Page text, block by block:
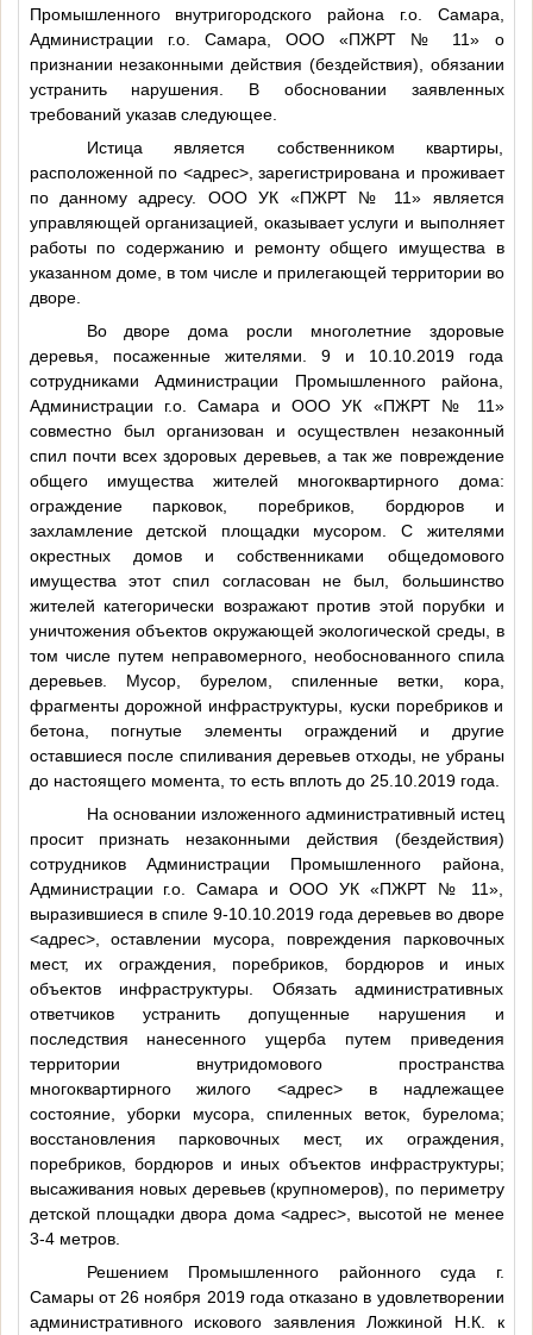
Промышленного внутригородского района г.о. Самара,
Администрации г.о. Самара, ООО «ПЖРТ № 11» о
признании незаконными действия (бездействия), обязании
устранить нарушения. В обосновании заявленных
требований указав следующее.
Истица является собственником квартиры,
расположенной по <адрес>, зарегистрирована и проживает
по данному адресу. ООО УК «ПЖРТ № 11» является
управляющей организацией, оказывает услуги и выполняет
работы по содержанию и ремонту общего имущества в
указанном доме, в том числе и прилегающей территории во
дворе.
Во дворе дома росли многолетние здоровые
деревья, посаженные жителями. 9 и 10.10.2019 года
сотрудниками Администрации Промышленного района,
Администрации г.о. Самара и ООО УК «ПЖРТ № 11»
совместно был организован и осуществлен незаконный
спил почти всех здоровых деревьев, а так же повреждение
общего имущества жителей многоквартирного дома:
ограждение парковок, поребриков, бордюров и
захламление детской площадки мусором. С жителями
окрестных домов и собственниками общедомового
имущества этот спил согласован не был, большинство
жителей категорически возражают против этой порубки и
уничтожения объектов окружающей экологической среды, в
том числе путем неправомерного, необоснованного спила
деревьев. Мусор, бурелом, спиленные ветки, кора,
фрагменты дорожной инфраструктуры, куски поребриков и
бетона, погнутые элементы ограждений и другие
оставшиеся после спиливания деревьев отходы, не убраны
до настоящего момента, то есть вплоть до 25.10.2019 года.
На основании изложенного административный истец
просит признать незаконными действия (бездействия)
сотрудников Администрации Промышленного района,
Администрации г.о. Самара и ООО УК «ПЖРТ № 11»,
выразившиеся в спиле 9-10.10.2019 года деревьев во дворе
<адрес>, оставлении мусора, повреждения парковочных
мест, их ограждения, поребриков, бордюров и иных
объектов инфраструктуры. Обязать административных
ответчиков устранить допущенные нарушения и
последствия нанесенного ущерба путем приведения
территории внутридомового пространства
многоквартирного жилого <адрес> в надлежащее
состояние, уборки мусора, спиленных веток, бурелома;
восстановления парковочных мест, их ограждения,
поребриков, бордюров и иных объектов инфраструктуры;
высаживания новых деревьев (крупномеров), по периметру
детской площадки двора дома<адрес> , высотой не менее
3-4 метров.
Решением Промышленного районного суда г.
Самары от 26 ноября 2019 года отказано в удовлетворении
административного искового заявления Ложкиной Н.К.
к